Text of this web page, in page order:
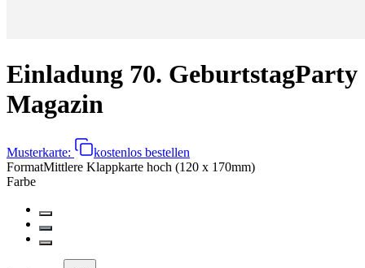
Einladung 70. GeburtstagParty
Magazin
Musterkarte:
kostenlos bestellen
FormatMittlere Klappkarte hoch (120 x 170mm)
Farbe